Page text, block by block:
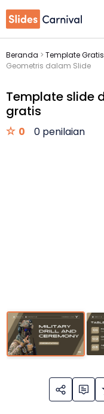
Beranda > Template Gratis
Geometris dalam Slide
Template slide
gratis
0 0 penilaian